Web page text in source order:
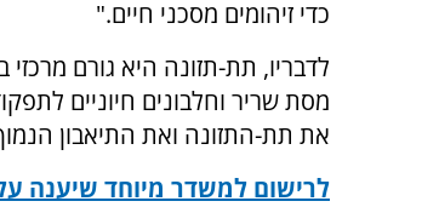
כדי זיהומים מסכני חיים."
לדבריו, תת-תזונה היא גורם
מסת שריר וחלבונים חיוניים
את תת-התזונה ואת התיאבון
לרישום למשדר מיוחד שיענה